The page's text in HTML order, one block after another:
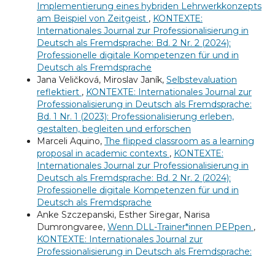
Implementierung eines hybriden Lehrwerkkonzepts
am Beispiel von Zeitgeist , KONTEXTE:
Internationales Journal zur Professionalisierung in
Deutsch als Fremdsprache: Bd. 2 Nr. 2 (2024):
Professionelle digitale Kompetenzen für und in
Deutsch als Fremdsprache
Jana Veličková, Miroslav Janík, Selbstevaluation
reflektiert , KONTEXTE: Internationales Journal zur
Professionalisierung in Deutsch als Fremdsprache:
Bd. 1 Nr. 1 (2023): Professionalisierung erleben,
gestalten, begleiten und erforschen
Marceli Aquino, The flipped classroom as a learning
proposal in academic contexts , KONTEXTE:
Internationales Journal zur Professionalisierung in
Deutsch als Fremdsprache: Bd. 2 Nr. 2 (2024):
Professionelle digitale Kompetenzen für und in
Deutsch als Fremdsprache
Anke Szczepanski, Esther Siregar, Narisa
Dumrongvaree, Wenn DLL-Trainer*innen PEPpen ,
KONTEXTE: Internationales Journal zur
Professionalisierung in Deutsch als Fremdsprache: